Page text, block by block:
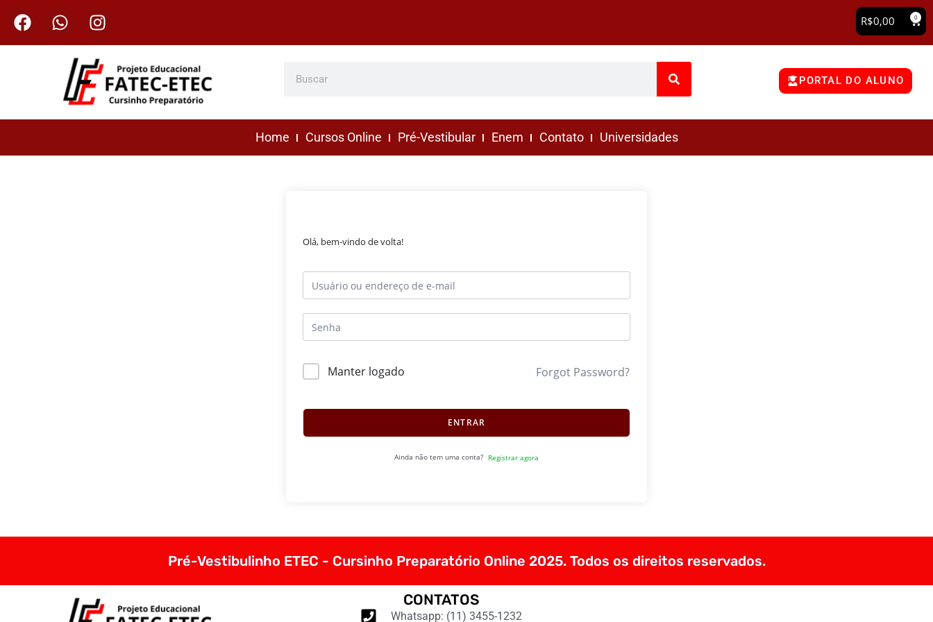
R$0,00 0
PORTAL DO ALUNO
Home Cursos Online Pré-Vestibular Enem Contato Universidades
Olá, bem-vindo de volta!
Manter logado Forgot Password?
ENTRAR
Ainda não tem uma conta? Registrar agora
Pré-Vestibulinho ETEC - Cursinho Preparatório Online 2025. Todos os direitos reservados.
CONTATOS
Whatsapp: (11) 3455-1232